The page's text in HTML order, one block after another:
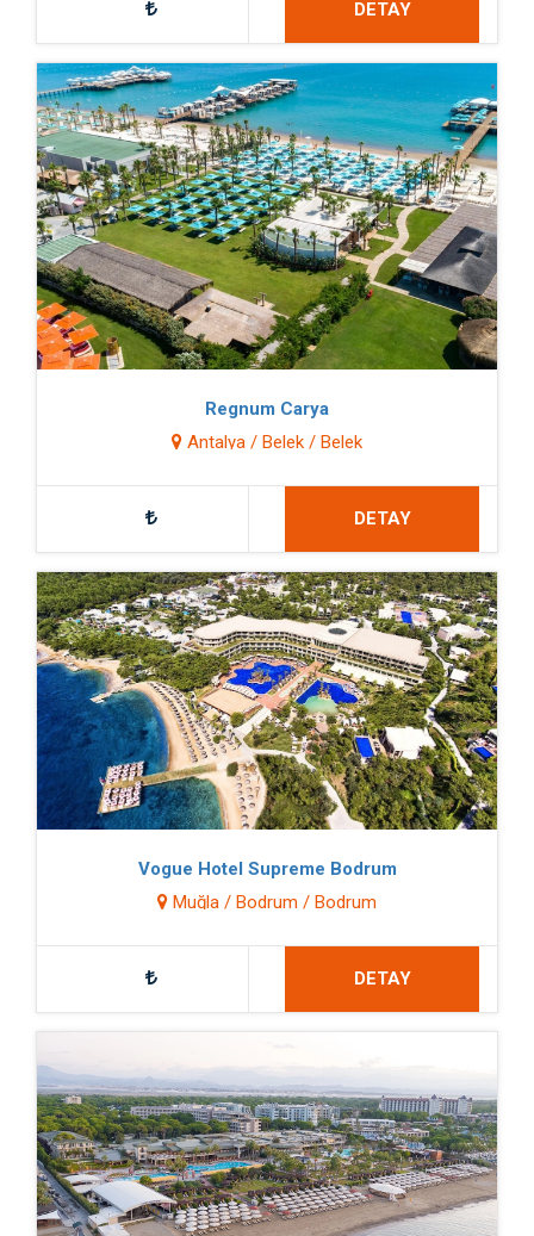
DETAY
Regnum Carya
Antalya / Belek / Belek
DETAY
Vogue Hotel Supreme Bodrum
Muğla / Bodrum / Bodrum
DETAY